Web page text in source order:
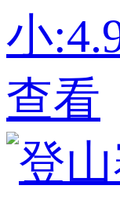
小
查看